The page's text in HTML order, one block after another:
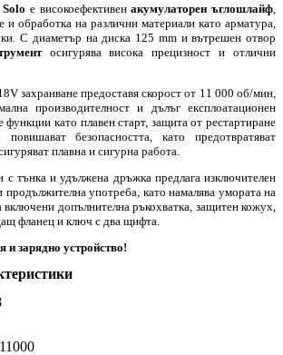
е високоефективенакумулаторен ъглошлайф
и обработка на различни материали като арматура,
С диаметър на диска 125 mm и вътрешен отвор
осигурява висока прецизност и отлични
захранване предоставя скорост от 11 000 об/мин,
производителност и дълъг експлоатационен
функции като плавен старт, защита от рестартиране
повишават безопасността, като предотвратяват
плавна и сигурна работа.
с тънка и удължена дръжка предлага изключителен
употреба, като намалява умората на
включени допълнителна ръкохватка, защитен кожух,
фланец и ключ с два щифта.
и зарядно устройство!